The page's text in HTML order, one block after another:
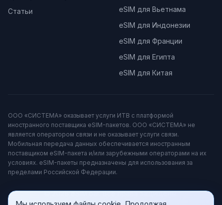
Статьи
eSIM для Вьетнама
eSIM для Индонезии
eSIM для Франции
eSIM для Египта
eSIM для Китая
ООО «СИСТЕМА» оказывает услуги ИТВ с платформой
иностранного поставщика eSIM-пакетов. ООО «СИСТЕМА» не
является оператором связи и не оказывает услуги связи.
Мобильная передача данных обеспечивается иностранным
поставщиком eSIM-пакета и/или зарубежными операторами на их
условиях. eSIM-пакеты предназначены для использования за
пределами Российской Федерации.
© 2026 eSIM.bar. Все права защищены.